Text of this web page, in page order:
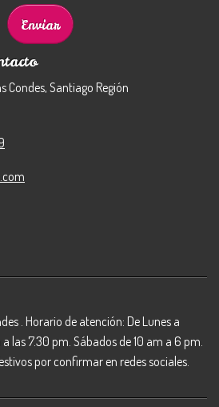
Condes, Santiago Región
. Horario de atención: De Lunes a
las 7.30 pm. Sábados de 10 am a 6 pm.
por confirmar en redes sociales.